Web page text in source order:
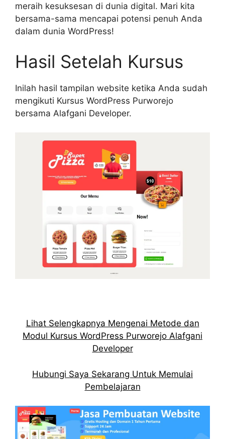
meraih kesuksesan di dunia digital. Mari kita
bersama-sama mencapai potensi penuh Anda
dalam dunia WordPress!
Hasil Setelah Kursus
Inilah hasil tampilan website ketika Anda sudah
mengikuti Kursus WordPress Purworejo
bersama Alafgani Developer.
Lihat Selengkapnya Mengenai Metode dan
Modul Kursus WordPress Purworejo Alafgani
Developer
Hubungi Saya Sekarang Untuk Memulai
Pembelajaran